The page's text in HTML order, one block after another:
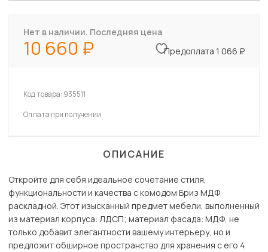
Нет в наличии. Последняя цена
10 660 Предоплата 1 066 ₽
Код товара: 935511
Оплата при получении
ОПИСАНИЕ
Откройте для себя идеальное сочетание стиля,
функциональности и качества с комодом Бриз МДФ
раскладной. Этот изысканный предмет мебели, выполненный
из материал корпуса: ЛДСП; материал фасада: МДФ, не
только добавит элегантности вашему интерьеру, но и
предложит обширное пространство для хранения с его 4